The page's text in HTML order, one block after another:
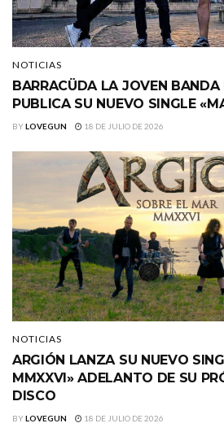
NOTICIAS
BARRACÜDA LA JOVEN BANDA
PUBLICA SU NUEVO SINGLE
BYLOVEGUN 18 DE JULIO DE 2026
NOTICIAS
ARGIÓN LANZA SU NUEVO
MMXXVI» ADELANTO DE SU
DISCO
BYLOVEGUN 18 DE JULIO DE 2026